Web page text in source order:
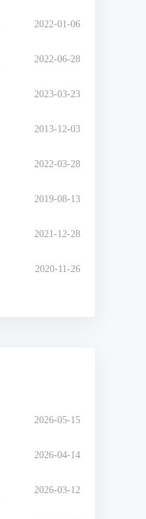
2022-01-06
2022-06-28
2023-03-23
2013-12-03
2022-03-28
2019-08-13
2021-12-28
2020-11-26
2026-05-15
2026-04-14
2026-03-12